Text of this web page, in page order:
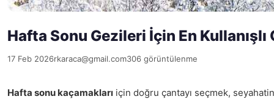
Hafta Sonu Gezileri İçin En Kullanışlı
17 Feb 2026rkaraca@gmail.com306 görüntülenme
Hafta sonu kaçamakları için doğru çantayı seçmek,